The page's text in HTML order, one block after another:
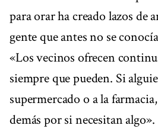
para orar ha creado lazos de
gente que antes no se
«Los vecinos ofrecen
siempre que pueden. Si
supermercado o a la
demás por si necesitan algo».